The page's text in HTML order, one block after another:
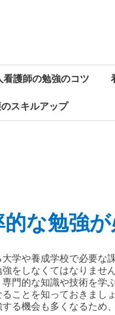
看護師の勉強のコツ
スキルアップ
な勉強
学や養成学校で必要な
をしなくてはなりません
門的な知識や技術を学
ことを知っておきましょ
る機会も多くなるため